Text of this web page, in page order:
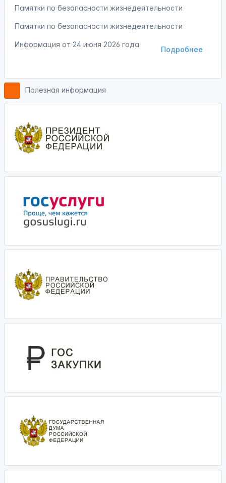
Памятки по безопасности жизнедеятельности
Памятки по безопасности жизнедеятельности
Подробнее
Информация от 24 июня 2026 года
Полезная информация